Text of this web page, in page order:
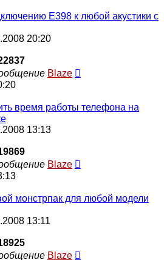
E398 к любой акустики с
20:20
Blaze
время работы телефона на
13:13
Blaze
монстрпак для любой модели
13:11
Blaze